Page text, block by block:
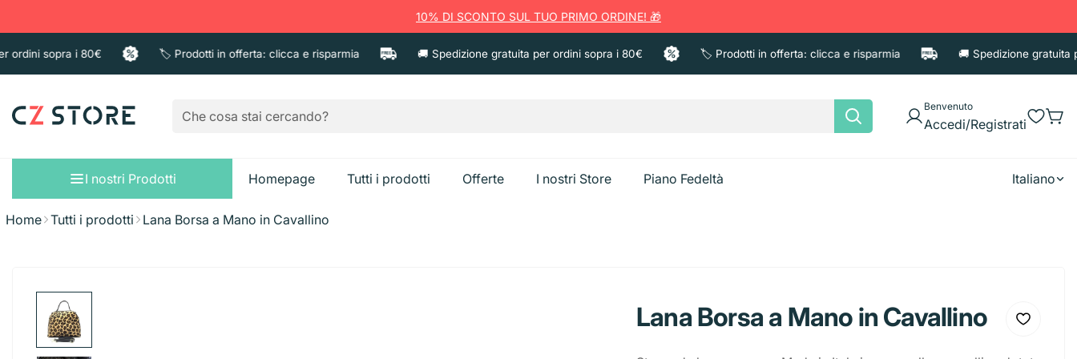
10% DI SCONTO SUL TUO PRIMO ORDINE! 🎁
sopra i 80€ 🏷️ Prodotti in offerta: clicca e risparmia 🚚 Spedizione gratuita per ordini sopra i 80€ 🏷️ Prodotti in offerta: clicca e risparmia 🚚 Spedizione gratuita per
Benvenuto
Accedi/Registrati
I nostri Prodotti
Candeggina
Fazzoletti
Diffusori
Creme corpo
Shampoo
Homepage Tutti i prodotti Offerte I nostri Store Piano Fedeltà Italiano
Home Tutti i prodotti Lana Borsa a Mano in Cavallino
Lana Borsa a Mano in Cavallino